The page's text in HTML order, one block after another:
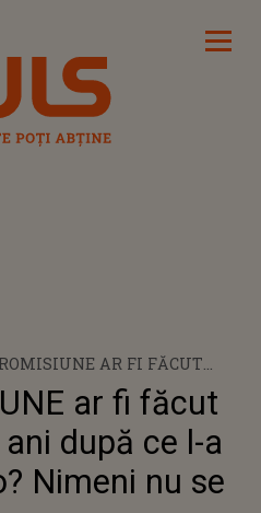
AR FI FĂCUT
DE 13 ANI DUPĂ CE L-A
PE MARIO? NIMENI NU SE
LA O ASEMENEA
INCREDIBIL CE AR FI
ÎN TIMP CE OAMENII DIN
ar fi făcut
după ce l-a
Nimeni nu se